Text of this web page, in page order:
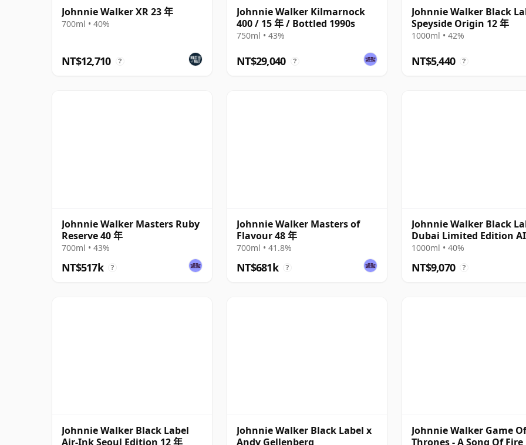
Johnnie Walker XR 23 年
700ml • 40%
NT$12,710 ?
Johnnie Walker Kilmarnock
400 / 15 年 / Bottled 1990s
750ml • 43%
NT$29,040 ?
Johnnie Walker Black
Speyside Origin 12 年
1000ml • 42%
NT$5,440 ?
Johnnie Walker Masters Ruby
Reserve 40 年
700ml • 43%
NT$517k ?
Johnnie Walker Masters of
Flavour 48 年
700ml • 41.8%
NT$681k ?
Johnnie Walker Black
Dubai Limited Edition AI
Design Blende 12 年
1000ml • 40%
NT$9,070 ?
Johnnie Walker Black Label
Air-Ink Seoul Edition 12 年
Johnnie Walker Black Label x
Andy Gellenberg
Johnnie Walker Game Of
Thrones - A Song Of Fire